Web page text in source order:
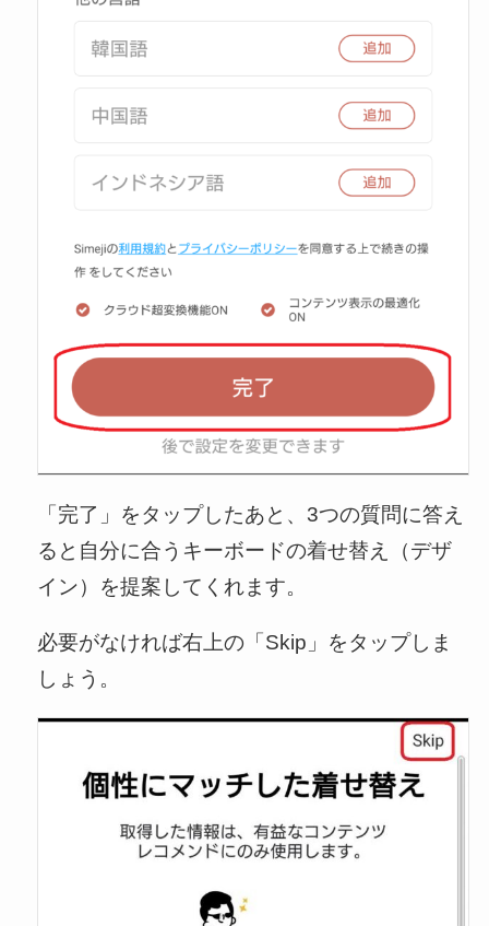
「完了」をタップしたあと、3つの質問に答え
ると自分に合うキーボードの着せ替え（デザ
イン）を提案してくれます。
必要がなければ右上の「Skip」をタップしま
しょう。